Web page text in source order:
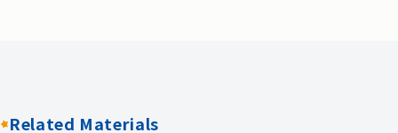
Related Materials